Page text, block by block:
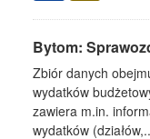
Bytom:
Zbiór danych
wydatków
zawiera m.in.
wydatków